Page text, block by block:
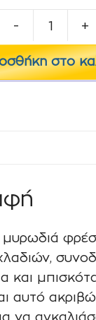
- +
στο
μυρωδιά
και
αυτό